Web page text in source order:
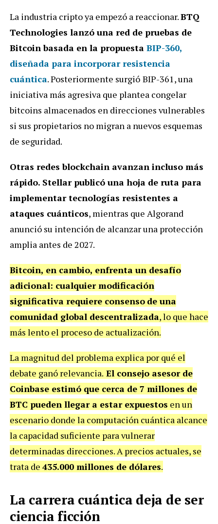
La industria cripto ya empezó a reaccionar.BTQ
Technologies lanzó una red de pruebas de
Bitcoin basada en la propuesta BIP-360,
diseñada para incorporar resistencia
cuántica. Posteriormente surgió BIP-361, una
iniciativa más agresiva que plantea congelar
bitcoins almacenados en direcciones vulnerables
si sus propietarios no migran a nuevos esquemas
de seguridad.
Otras redes blockchain avanzan incluso más
rápido. Stellar publicó una hoja de ruta para
implementar tecnologías resistentes a
ataques cuánticos, mientras que Algorand
anunció su intención de alcanzar una protección
amplia antes de 2027.
Bitcoin, en cambio, enfrenta un desafío
adicional: cualquier modificación
significativa requiere consenso de una
comunidad global descentralizada, lo que hace
más lento el proceso de actualización.
La magnitud del problema explica por qué el
debate ganó relevancia. El consejo asesor de
Coinbase estimó que cerca de 7 millones de
BTC pueden llegar a estar expuestos en un
escenario donde la computación cuántica alcance
la capacidad suficiente para vulnerar
determinadas direcciones. A precios actuales, se
trata de 435.000 millones de dólares.
La carrera cuántica deja de ser
ciencia ficción